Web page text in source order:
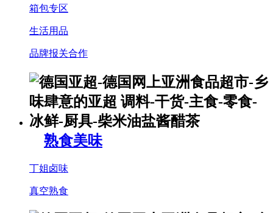
箱包专区
生活用品
品牌报关合作
熟食美味
丁姐卤味
真空熟食